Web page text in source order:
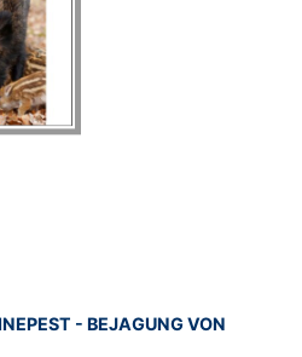
- BEJAGUNG VON